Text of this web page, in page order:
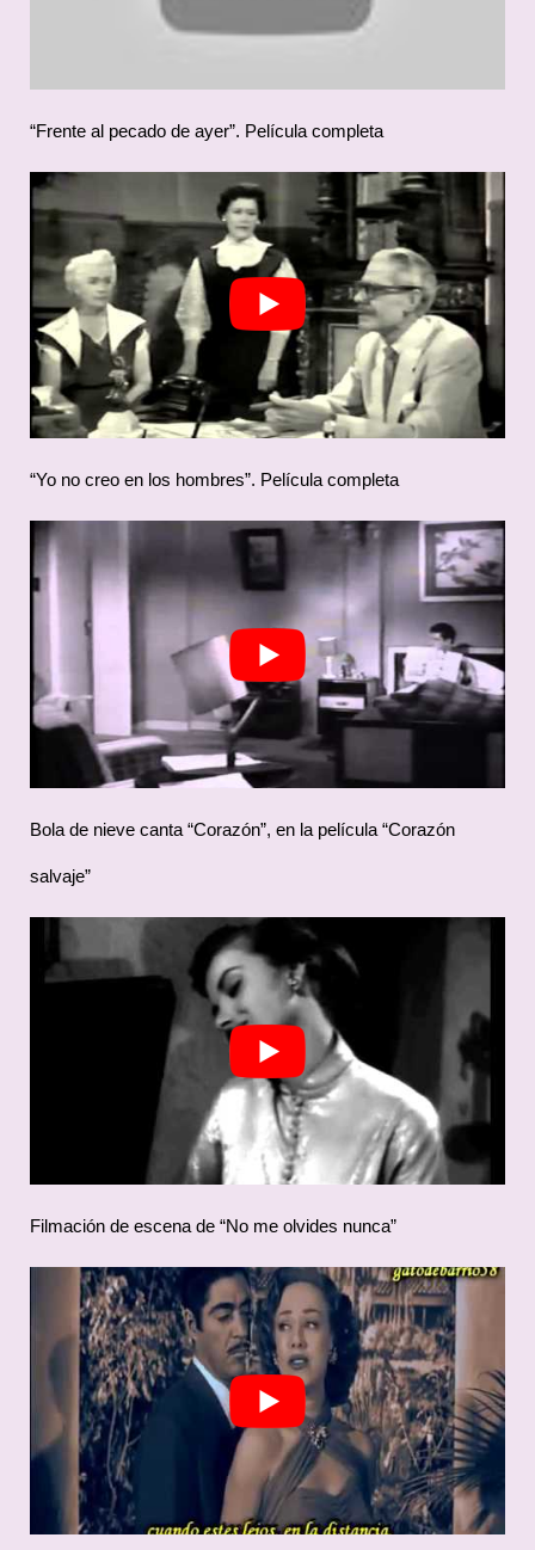
“Frente al pecado de ayer”. Película completa
“Yo no creo en los hombres”. Película completa
Bola de nieve canta “Corazón”, en la película “Corazón
salvaje”
Filmación de escena de “No me olvides nunca”